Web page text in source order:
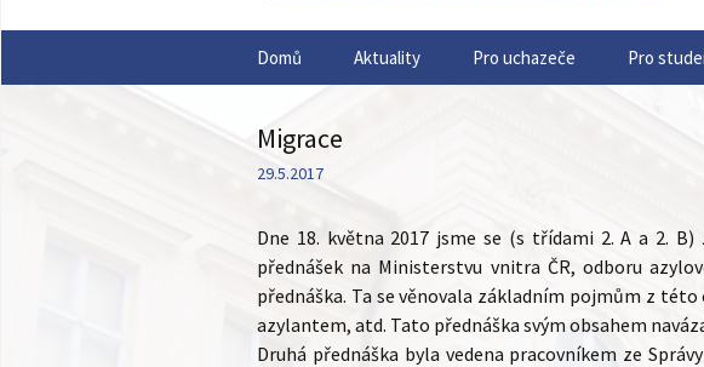
webu
Domů Aktuality Pro uchazeče Pro
Migrace
29.5.2017
Dne 18. května 2017 jsme se (s třídami 2. A a 2.
přednášek na Ministerstvu vnitra ČR, odboru
přednáška. Ta se věnovala základním pojmům z
azylantem, atd. Tato přednáška svým obsahem
Druhá přednáška byla vedena pracovníkem ze